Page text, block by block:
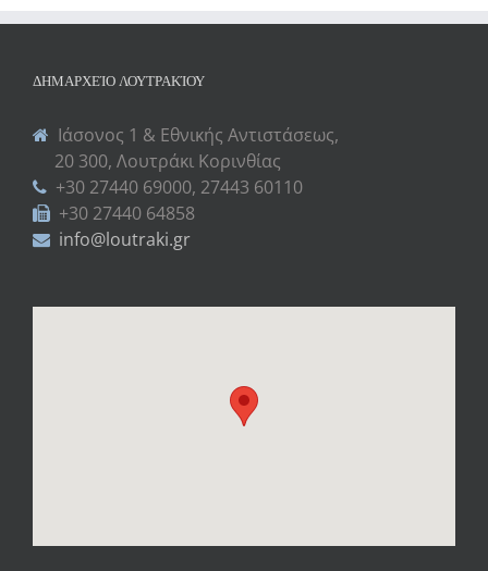
ΔΗΜΑΡΧΕΊΟ ΛΟΥΤΡΑΚΊΟΥ
Ιάσονος 1 & Εθνικής Αντιστάσεως,
20 300, Λουτράκι Κορινθίας
+30 27440 69000, 27443 60110
+30 27440 64858
info@loutraki.gr